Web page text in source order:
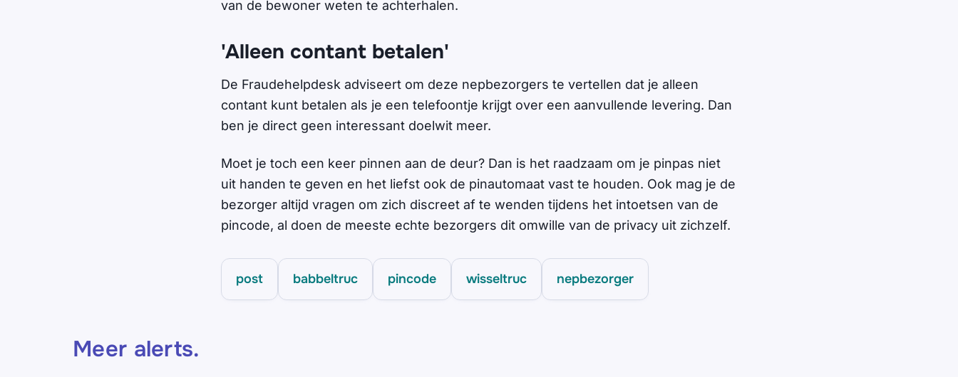
van de bewoner weten te achterhalen.
'Alleen contant betalen'
De Fraudehelpdesk adviseert om deze nepbezorgers te vertellen dat je alleen
contant kunt betalen als je een telefoontje krijgt over een aanvullende levering. Dan
ben je direct geen interessant doelwit meer.
Moet je toch een keer pinnen aan de deur? Dan is het raadzaam om je pinpas niet
uit handen te geven en het liefst ook de pinautomaat vast te houden. Ook mag je de
bezorger altijd vragen om zich discreet af te wenden tijdens het intoetsen van de
pincode, al doen de meeste echte bezorgers dit omwille van de privacy uit zichzelf.
post babbeltruc pincode wisseltruc nepbezorger
Meer alerts.